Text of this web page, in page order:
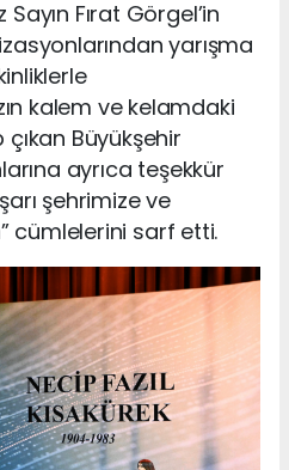
Fırat Görgel’in
yarışma
kalem ve kelamdaki
Büyükşehir
ayrıca teşekkür
şehrimize ve
cümlelerini sarf etti.